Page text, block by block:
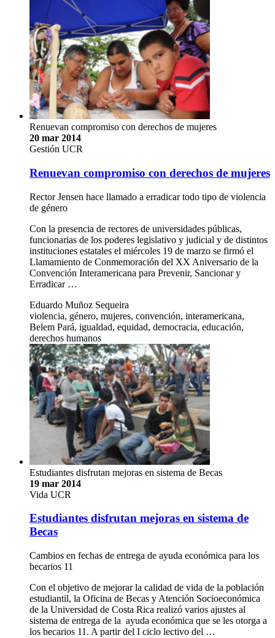
Renuevan compromiso con derechos de mujeres
20 mar 2014
Gestión UCR
Renuevan compromiso con derechos de mujeres
Rector Jensen hace llamado a erradicar todo tipo de violencia
de género
Con la presencia de rectores de universidades públicas,
funcionarias de los poderes legislativo y judicial y de distintos
instituciones estatales el miércoles 19 de marzo se firmó el
Llamamiento de Conmemoración del XX Aniversario de la
Convención Interamericana para Prevenir, Sancionar y
Erradicar …
Eduardo Muñoz Sequeira
violencia, género, mujeres, convención, interamericana,
Belem Pará, igualdad, equidad, democracia, educación,
derechos humanos
Estudiantes disfrutan mejoras en sistema de Becas
19 mar 2014
Vida UCR
Estudiantes disfrutan mejoras en sistema de
Becas
Cambios en fechas de entrega de ayuda económica para los
becarios 11
Con el objetivo de mejorar la calidad de vida de la población
estudiantil, la Oficina de Becas y Atención Socioeconómica
de la Universidad de Costa Rica realizó varios ajustes al
sistema de entrega de la ayuda económica que se les otorga a
los becarios 11. A partir del I ciclo lectivo del …